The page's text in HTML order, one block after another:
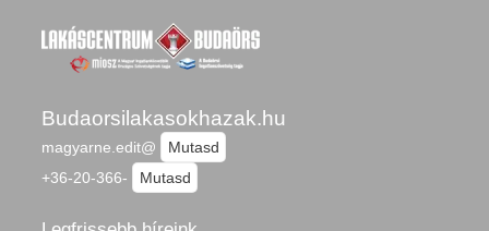
Budaorsilakasokhazak.hu
magyarne.edit@
Mutasd
+36-20-366-
Mutasd